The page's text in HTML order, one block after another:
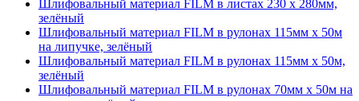
Шлифовальный материал FILM в листах 230 х 280мм,
зелёный
Шлифовальный материал FILM в рулонах 115мм х 50м
на липучке, зелёный
Шлифовальный материал FILM в рулонах 115мм х 50м,
зелёный
Шлифовальный материал FILM в рулонах 70мм х 50м на